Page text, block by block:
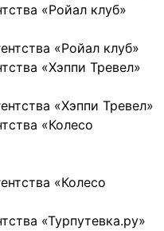
«Ройал клуб»
«Хэппи Тревел»
«Колесо
«Турпутевка.ру»